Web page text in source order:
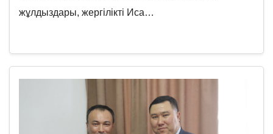
жұлдыздары, жергілікті Иса…